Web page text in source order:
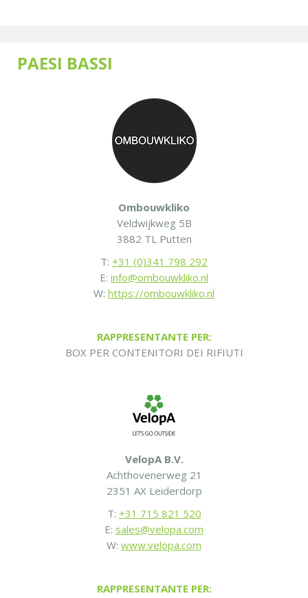
PAESI BASSI
Ombouwkliko
Veldwijkweg 5B
3882 TL Putten
T: +31 (0)341 798 292
E: info@ombouwkliko.nl
W: https://ombouwkliko.nl
RAPPRESENTANTE PER:
BOX PER CONTENITORI DEI RIFIUTI
VelopA B.V.
Achthovenerweg 21
2351 AX Leiderdorp
T: +31 715 821 520
E: sales@velopa.com
W: www.velopa.com
RAPPRESENTANTE PER: